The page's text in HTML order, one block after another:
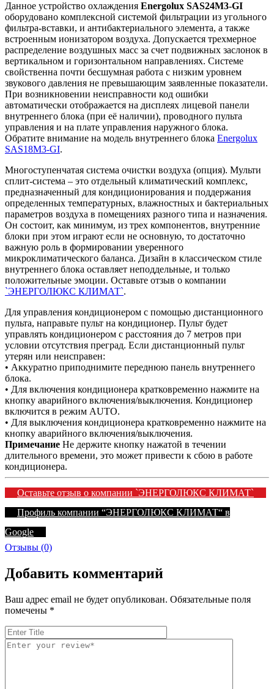
Данное устройство охлаждения Energolux SAS24M3-GI
оборудовано комплексной системой фильтрации из угольного
фильтра-вставки, и антибактериального элемента, а также
встроенным ионизатором воздуха. Допускается трехмерное
распределение воздушных масс за счет подвижных заслонок в
вертикальном и горизонтальном направлениях. Системе
свойственна почти бесшумная работа с низким уровнем
звукового давления не превышающим заявленные показатели.
При возникновении неисправности код ошибки
автоматически отображается на дисплеях лицевой панели
внутреннего блока (при её наличии), проводного пульта
управления и на плате управления наружного блока.
Обратите внимание на модель внутреннего блока Energolux
SAS18M3-GI.
Многоступенчатая система очистки воздуха (опция). Мульти
сплит-система – это отдельный климатический комплекс,
предназначенный для кондиционирования и поддержания
определенных температурных, влажностных и бактериальных
параметров воздуха в помещениях разного типа и назначения.
Он состоит, как минимум, из трех компонентов, внутренние
блоки при этом играют если не основную, то достаточно
важную роль в формировании уверенного
микроклиматического баланса. Дизайн в классическом стиле
внутреннего блока оставляет неподдельные, и только
положительные эмоции. Оставьте отзыв о компании
`ЭНЕРГОЛЮКС КЛИМАТ`.
Для управления кондиционером с помощью дистанционного
пульта, направьте пульт на кондиционер. Пульт будет
управлять кондиционером с расстояния до 7 метров при
условии отсутствия преград. Если дистанционный пульт
утерян или неисправен:
• Аккуратно приподнимите переднюю панель внутреннего
блока.
• Для включения кондиционера кратковременно нажмите на
кнопку аварийного включения/выключения. Кондиционер
включится в режим AUTO.
• Для выключения кондиционера кратковременно нажмите на
кнопку аварийного включения/выключения.
Примечание Не держите кнопку нажатой в течении
длительного времени, это может привести к сбою в работе
кондиционера.
Оставьте отзыв о компании `ЭНЕРГОЛЮКС КЛИМАТ`
Профиль компании “ЭНЕРГОЛЮКС КЛИМАТ“ в
Google
Отзывы (0)
Добавить комментарий
Ваш адрес email не будет опубликован. Обязательные поля
помечены *